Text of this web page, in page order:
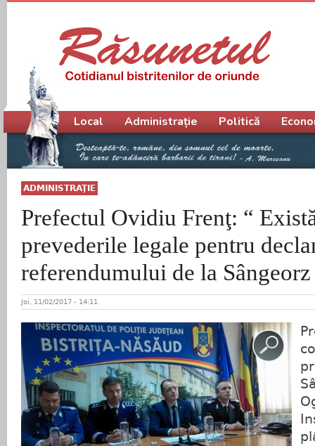
ADMINISTRAŢIE
Prefectul Ovidiu Frenţ: “
prevederile legale pentru
referendumului de la
Joi, 11/02/2017 - 14:11
Meniu principal
Local Administrație Politică